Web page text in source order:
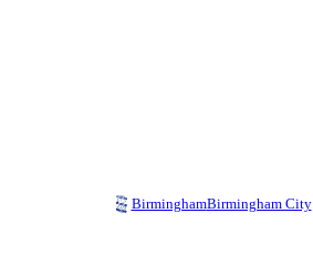
BirminghamBirmingham City